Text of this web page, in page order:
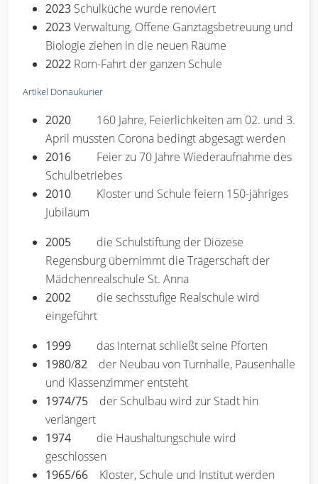
2023 Schulküche wurde renoviert
2023Verwaltung, Offene Ganztagsbetreuung und
Biologie ziehen in die neuen Räume
2022 Rom-Fahrt der ganzen Schule
Artikel Donaukurier
2020
160 Jahre, Feierlichkeiten am 02. und 3.
April mussten Corona bedingt abgesagt werden
2016 Feier zu 70 Jahre Wiederaufnahme des
Schulbetriebes
2010 Kloster und Schule feiern 150-jähriges
Jubiläum
2005 die Schulstiftung der Diözese
Regensburg übernimmt die Trägerschaft der
Mädchenrealschule St. Anna
2002 die sechsstufige Realschule wird
eingeführt
1999 das Internat schließt seine Pforten
1980/82 der Neubau von Turnhalle, Pausenhalle
und Klassenzimmer entsteht
1974/75 der Schulbau wird zur Stadt hin
verlängert
1974 die Haushaltungschule wird
geschlossen
1965/66 Kloster, Schule und Institut werden